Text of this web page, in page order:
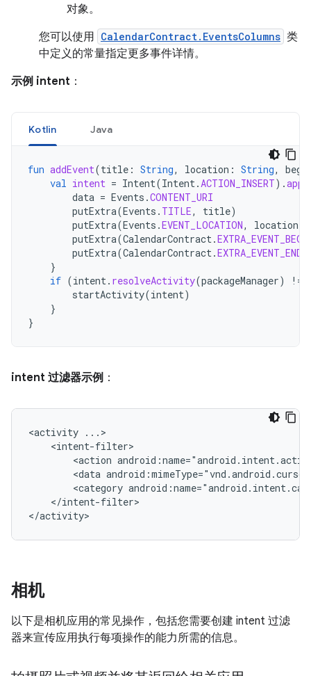
对象。
您可以使用 CalendarContract.EventsColumns 类
中定义的常量指定更多事件详情。
示例 intent ：
Kotlin Java
fun addEvent(title : String, location : String,
val intent = Intent(Intent.ACTION_INSERT).
data = Events .CONTENT_URI
putExtra(Events . TITLE, title)
putExtra(Events .EVENT_LOCATION, location
putExtra(CalendarContract.
putExtra(CalendarContract.
}
if (intent. resolveActivity(packageManager) !=
startActivity(intent)
}
}
intent 过滤器示例 ：
<activity
<action
<data
<category
</intent-filter>
</activity>
相机
以下是相机应用的常见操作，包括您需要创建 intent 过滤
器来宣传应用执行每项操作的能力所需的信息。